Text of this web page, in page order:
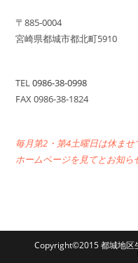
〒885-0004
宮崎県都城市都北町5910
TEL0986-38-0998
FAX 0986-38-1824
毎月第2・第4土曜日は休ませ
ホームページを見てとお知ら
Copyright©2015 都城地区